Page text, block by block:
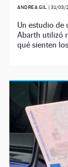
ANDREA GIL | 31/03/
Un estudio de
Abarth utilizó
qué sienten